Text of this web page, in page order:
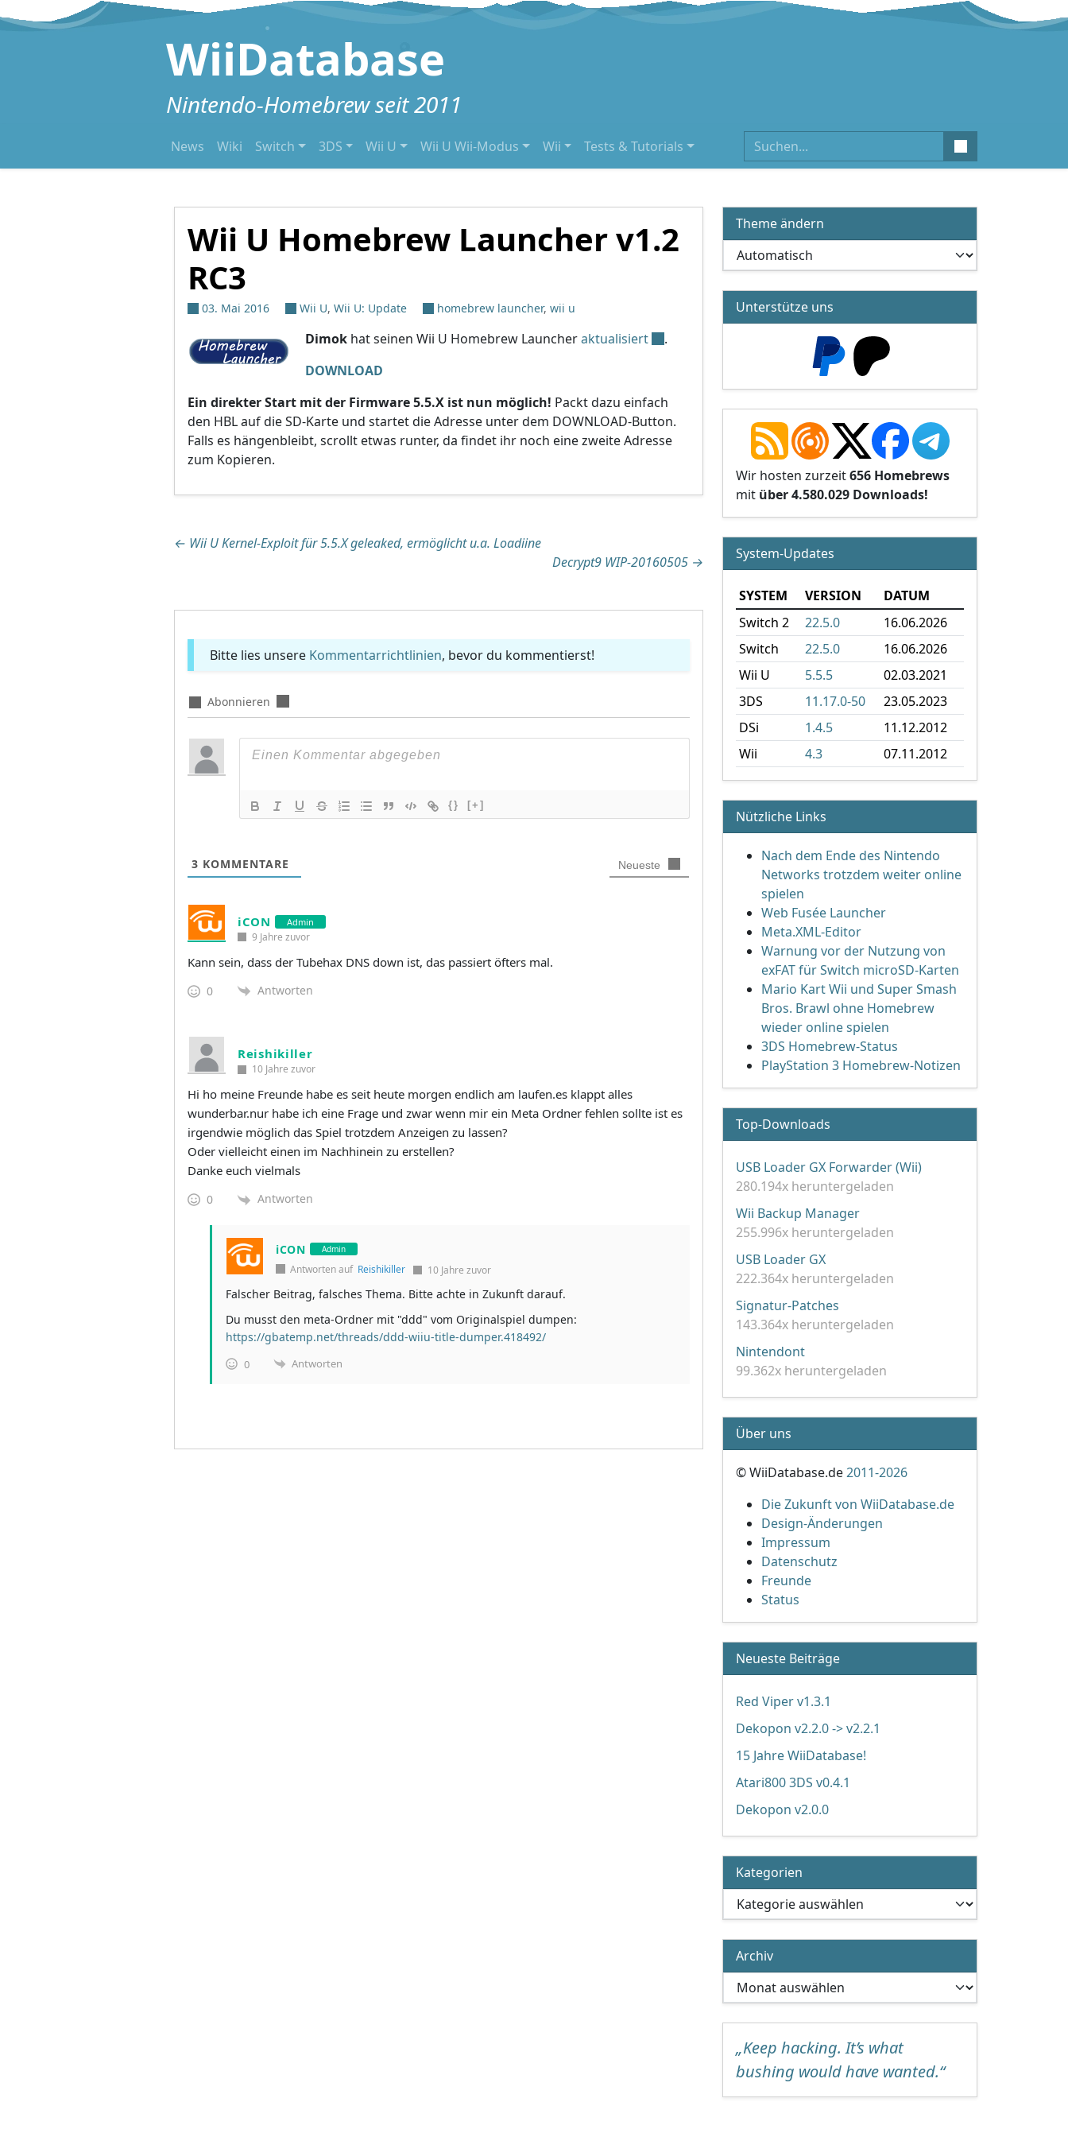
Zum Inhalt springen
WiiDatabase
Nintendo-Homebrew seit 2011
News Wiki Switch 3DS Wii U Wii U Wii-Modus Wii Tests & Tutorials Suchen
Wii U Homebrew Launcher v1.2
RC3
03. Mai 2016 Wii U, Wii U: Update homebrew launcher, wii u
Dimok hat seinen Wii U Homebrew Launcheraktualisiert
.
DOWNLOAD
Ein direkter Start mit der Firmware 5.5.X ist nun möglich! Packt dazu einfach
den HBL auf die SD-Karte und startet die Adresse unter dem DOWNLOAD-Button.
Falls es hängenbleibt, scrollt etwas runter, da findet ihr noch eine zweite Adresse
zum Kopieren.
Beitragsnavigation
← Wii U Kernel-Exploit für 5.5.X geleaked, ermöglicht u.a. Loadiine
Decrypt9 WIP-20160505 →
Bitte lies unsere Kommentarrichtlinien, bevor du kommentierst!
Abonnieren
{} [+]
3 KOMMENTARE Neueste
iCON Admin
9 Jahre zuvor
Kann sein, dass der Tubehax DNS down ist, das passiert öfters mal.
0 Antworten
Reishikiller
10 Jahre zuvor
Hi ho meine Freunde habe es seit heute morgen endlich am laufen.es klappt alles
wunderbar.nur habe ich eine Frage und zwar wenn mir ein Meta Ordner fehlen sollte ist es
irgendwie möglich das Spiel trotzdem Anzeigen zu lassen?
Oder vielleicht einen im Nachhinein zu erstellen?
Danke euch vielmals
0 Antworten
iCON Admin
Antworten auf Reishikiller 10 Jahre zuvor
Falscher Beitrag, falsches Thema. Bitte achte in Zukunft darauf.
Du musst den meta-Ordner mit "ddd" vom Originalspiel dumpen:
https://gbatemp.net/threads/ddd-wiiu-title-dumper.418492/
0 Antworten
Theme ändern
Unterstütze uns
Wir hosten zurzeit656 Homebrews
mit über 4.580.029 Downloads!
System-Updates
SYSTEM VERSION
DATUM
Switch 2
22.5.0
16.06.2026
Switch
22.5.0
16.06.2026
Wii U
5.5.5
02.03.2021
3DS
11.17.0-50
23.05.2023
DSi
1.4.5
11.12.2012
Wii
4.3 07.11.2012
Nützliche Links
Nach dem Ende des Nintendo
Networks trotzdem weiter online
spielen
Web Fusée Launcher
Meta.XML-Editor
Warnung vor der Nutzung von
exFAT für Switch microSD-Karten
Mario Kart Wii und Super Smash
Bros. Brawl ohne Homebrew
wieder online spielen
3DS Homebrew-Status
PlayStation 3 Homebrew-Notizen
Top-Downloads
USB Loader GX Forwarder (Wii)
280.194x heruntergeladen
Wii Backup Manager
255.996x heruntergeladen
USB Loader GX
222.364x heruntergeladen
Signatur-Patches
143.364x heruntergeladen
Nintendont
99.362x heruntergeladen
Über uns
© WiiDatabase.de2011-2026
Die Zukunft von WiiDatabase.de
Design-Änderungen
Impressum
Datenschutz
Freunde
Status
Neueste Beiträge
Red Viper v1.3.1
Dekopon v2.2.0 -> v2.2.1
15 Jahre WiiDatabase!
Atari800 3DS v0.4.1
Dekopon v2.0.0
Kategorien
Kategorien
Archiv
Archiv
„Keep hacking. It’s what
bushing would have wanted.“